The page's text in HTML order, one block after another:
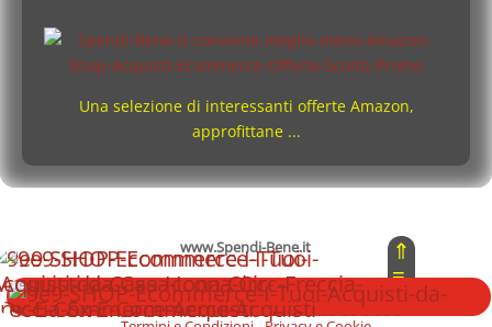
Una selezione di interessanti offerte Amazon,
approfittane ...
www.Spendi-Bene.it
Copyright © 2026 - Tutti i diritti ® Riservati
⇑
≡
⇓